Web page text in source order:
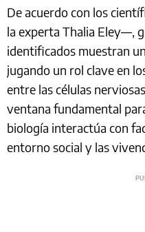
De acuerdo con los
la experta Thalia Eley—,
identificados muestran
jugando un rol clave en
entre las células
ventana fundamental
biología interactúa con
entorno social y las